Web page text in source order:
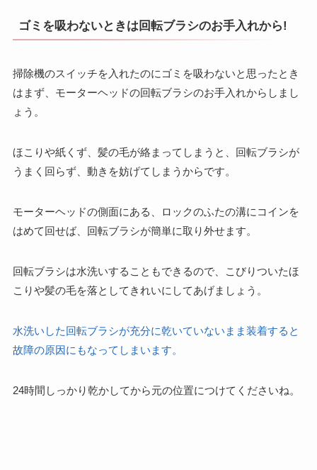
ゴミを吸わないときは回転ブラシのお手入れから!
掃除機のスイッチを入れたのにゴミを吸わないと思ったとき
はまず、モーターヘッドの回転ブラシのお手入れからしまし
ょう。
ほこりや紙くず、髪の毛が絡まってしまうと、回転ブラシが
うまく回らず、動きを妨げてしまうからです。
モーターヘッドの側面にある、ロックのふたの溝にコインを
はめて回せば、回転ブラシが簡単に取り外せます。
回転ブラシは水洗いすることもできるので、こびりついたほ
こりや髪の毛を落としてきれいにしてあげましょう。
水洗いした回転ブラシが充分に乾いていないまま装着すると
故障の原因にもなってしまいます。
24時間しっかり乾かしてから元の位置につけてくださいね。